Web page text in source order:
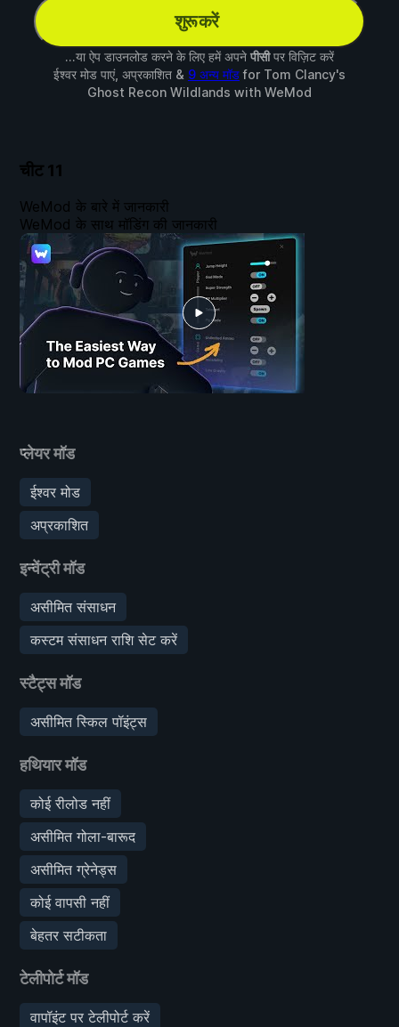
शुरू करें
...या ऐप डाउनलोड करने के लिए हमें अपने पीसीपर विज़िट करें
ईश्वर मोड पाएं, अप्रकाशित & 9 अन्य मॉडfor Tom Clancy's
Ghost Recon Wildlands with WeMod
चीट 11
प्लेयर मॉड
ईश्वर मोड
अप्रकाशित
इन्वेंट्री मॉड
असीमित संसाधन
कस्टम संसाधन राशि सेट करें
स्टैट्स मॉड
असीमित स्किल पॉइंट्स
हथियार मॉड
कोई रीलोड नहीं
असीमित गोला-बारूद
असीमित ग्रेनेड्स
कोई वापसी नहीं
बेहतर सटीकता
टेलीपोर्ट मॉड
वापॉइंट पर टेलीपोर्ट करें
WeMod के बारे में जानकारी
WeMod के साथ मॉडिंग की जानकारी